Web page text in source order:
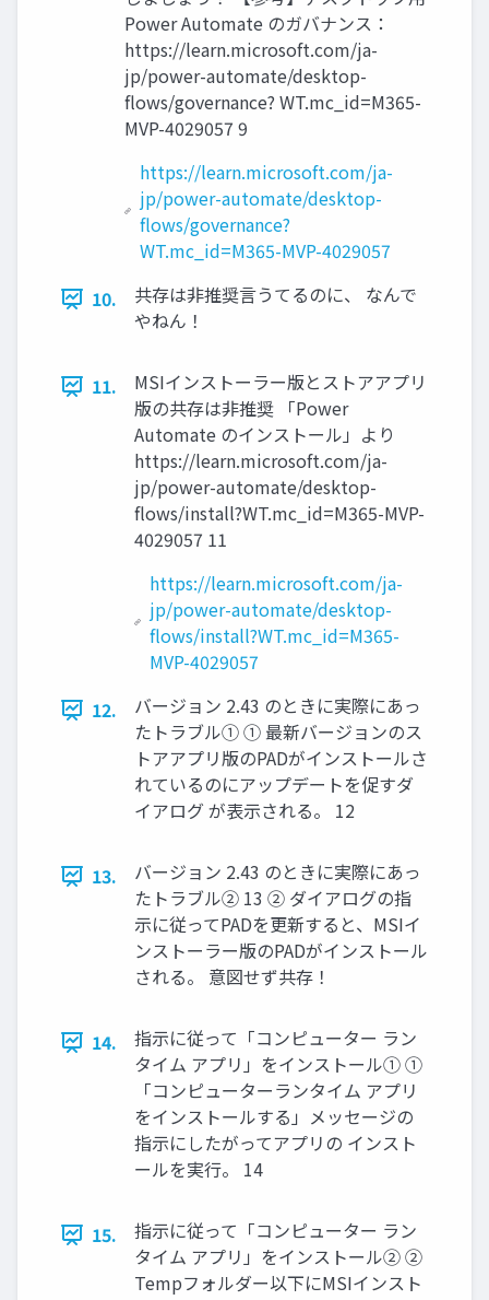
Power Automate のガバナンス：
https://learn.microsoft.com/ja-
jp/power-automate/desktop-
flows/governance? WT.mc_id=M365-
MVP-4029057 9
https://learn.microsoft.com/ja-
jp/power-automate/desktop-
flows/governance?
WT.mc_id=M365-MVP-4029057
10.
共存は非推奨言うてるのに、 なんで
やねん！
11.
MSIインストーラー版とストアアプリ
版の共存は非推奨 「Power
Automate のインストール」より
https://learn.microsoft.com/ja-
jp/power-automate/desktop-
flows/install?WT.mc_id=M365-MVP-
4029057 11
https://learn.microsoft.com/ja-
jp/power-automate/desktop-
flows/install?WT.mc_id=M365-
MVP-4029057
12.
バージョン 2.43 のときに実際にあっ
たトラブル① ① 最新バージョンのス
トアアプリ版のPADがインストールさ
れているのにアップデートを促すダ
イアログ が表示される。 12
13.
バージョン 2.43 のときに実際にあっ
たトラブル② 13 ② ダイアログの指
示に従ってPADを更新すると、MSIイ
ンストーラー版のPADがインストール
される。 意図せず共存！
14.
指示に従って「コンピューター ラン
タイム アプリ」をインストール① ①
「コンピューターランタイム アプリ
をインストールする」メッセージの
指示にしたがってアプリの インスト
ールを実行。 14
15.
指示に従って「コンピューター ラン
タイム アプリ」をインストール② ②
Tempフォルダー以下にMSIインスト